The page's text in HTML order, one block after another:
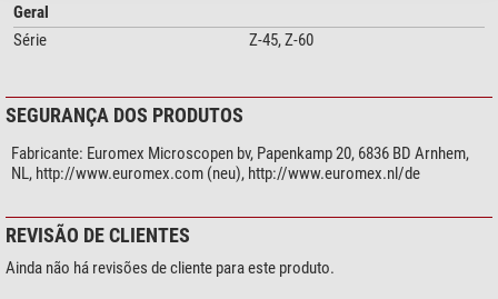
Geral
Série
Z-45, Z-60
SEGURANÇA DOS PRODUTOS
Fabricante: Euromex Microscopen bv, Papenkamp 20, 6836 BD Arnhem,
NL, http://www.euromex.com (neu), http://www.euromex.nl/de
REVISÃO DE CLIENTES
Ainda não há revisões de cliente para este produto.